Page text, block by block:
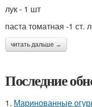
лук - 1 шт
паста томатная -1 ст.
читать дальше →
Последние
1. Маринованные